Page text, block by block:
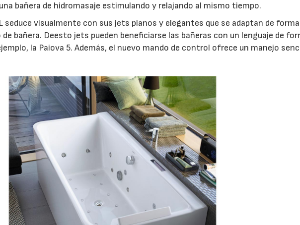
bañera de hidromasaje estimulando y relajando al mismo tiempo.
seduce visualmente con sus jets planos y elegantes que se adaptan de forma
bañera. Deesto jets pueden beneficiarse las bañeras con un lenguaje de
la Paiova 5. Además, el nuevo mando de control ofrece un manejo